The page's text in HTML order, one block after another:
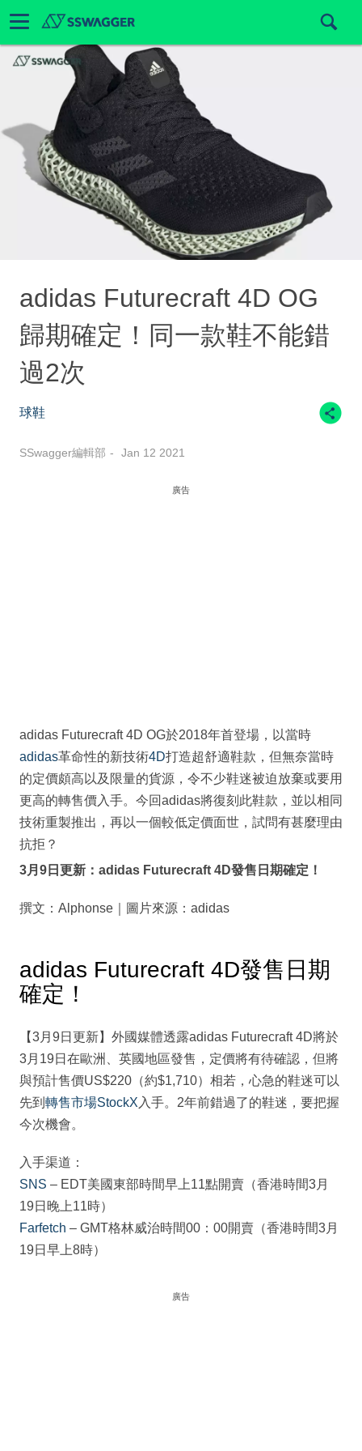
adidas Futurecraft 4D OG
歸期確定！同一款鞋不能錯
過2次
球鞋
SSwagger編輯部 Jan 12 2021
廣告
adidas Futurecraft 4D OG於2018年首登場，以當時
adidas革命性的新技術4D打造超舒適鞋款，但無奈當時
的定價頗高以及限量的貨源，令不少鞋迷被迫放棄或要用
更高的轉售價入手。今回adidas將復刻此鞋款，並以相同
技術重製推出，再以一個較低定價面世，試問有甚麼理由
抗拒？
3月9日更新：adidas Futurecraft 4D發售日期確定！
撰文：Alphonse｜圖片來源：adidas
adidas Futurecraft 4D發售日期
確定！
【3月9日更新】外國媒體透露adidas Futurecraft 4D將於
3月19日在歐洲、英國地區發售，定價將有待確認，但將
與預計售價US$220（約$1,710）相若，心急的鞋迷可以
先到 轉售市場StockX 入手。2年前錯過了的鞋迷，要把握
今次機會。
入手渠道：
SNS – EDT美國東部時間早上11點開賣（香港時間3月
19日晚上11時）
Farfetch – GMT格林威治時間00：00開賣（香港時間3月
19日早上8時）
廣告